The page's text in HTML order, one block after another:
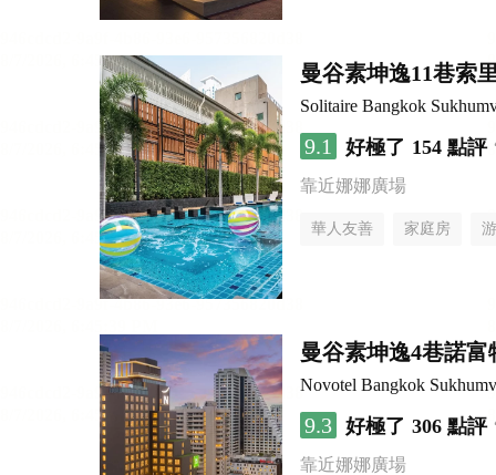
曼谷素坤逸11巷索
Solitaire Bangkok
9.1 好極了 154 點評
靠近娜娜廣場
華人友善 家庭房
曼谷素坤逸4巷諾富
Novotel Bangkok
9.3 好極了 306 點評
靠近娜娜廣場